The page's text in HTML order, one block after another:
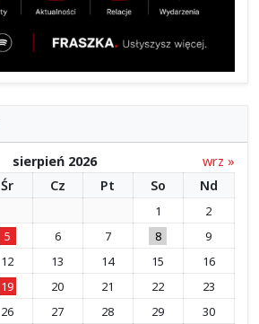
sierpień 2026
wrz »
Śr Cz Pt So Nd
1
2
5 6 7 8
9
12 13 14 15
16
19 20 21 22
23
26 27 28 29
30